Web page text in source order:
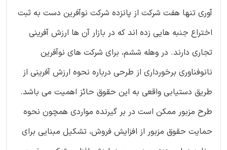
آوری تنها هفت شرکت از پانزده شرکت نوآفرین دست به ثبت
اختراع جنبه هایی زده اند که در بازار آن ها ارزش آفرینی
تجاری دارند. در وهله ششم، برای شرکت های نوآفرین
نانوفناوری برخورداری از طرحی درباره نحوه ارزش آفرینی از
طریق دستیابی واقعی به این حقوق حائز اهمیت می باشد.
طرح مزبور ممکن است در بر گیرنده مواردی همچون نحوه
حمایت حقوق مزبور از افزایش فروش، تشکیل مبنایی برای